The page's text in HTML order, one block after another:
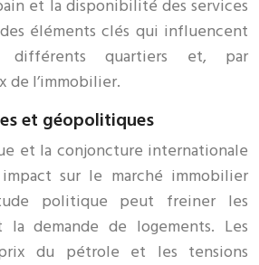
et la disponibilité des services
éléments clés qui influencent
différents quartiers et, par
de l’immobilier.
et géopolitiques
et la conjoncture internationale
sur le marché immobilier
politique peut freiner les
la demande de logements. Les
du pétrole et les tensions